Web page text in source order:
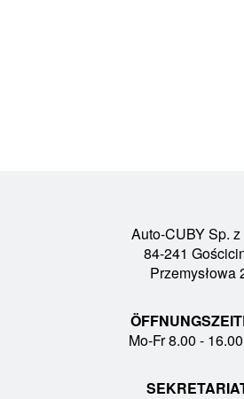
Auto-CUBY Sp. z
84-241
Przemysłowa
Mo-Fr 8.00 -